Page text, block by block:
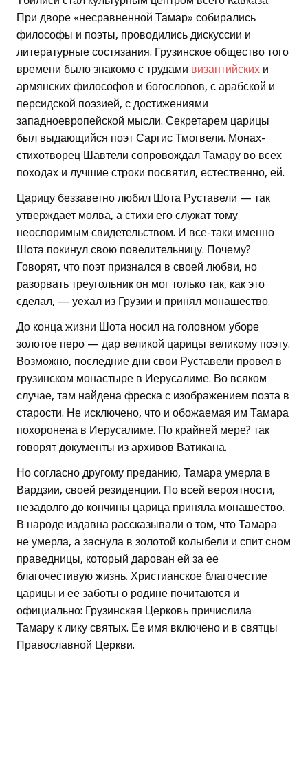
При дворе «несравненной Тамар» собирались
философы и поэты, проводились дискуссии и
литературные состязания. Грузинское общество того
времени было знакомо с трудами византийских и
армянских философов и богословов, с арабской и
персидской поэзией, с достижениями
западноевропейской мысли. Секретарем царицы
был выдающийся поэт Саргис Тмогвели. Монах-
стихотворец Шавтели сопровождал Тамару во всех
походах и лучшие строки посвятил, естественно, ей.
Царицу беззаветно любил Шота Руставели — так
утверждает молва, а стихи его служат тому
неоспоримым свидетельством. И все-таки именно
Шота покинул свою повелительницу. Почему?
Говорят, что поэт признался в своей любви, но
разорвать треугольник он мог только так, как это
сделал, — уехал из Грузии и принял монашество.
До конца жизни Шота носил на головном уборе
золотое перо — дар великой царицы великому поэту.
Возможно, последние дни свои Руставели провел в
грузинском монастыре в Иерусалиме. Во всяком
случае, там найдена фреска с изображением поэта в
старости. Не исключено, что и обожаемая им Тамара
похоронена в Иерусалиме. По крайней мере? так
говорят документы из архивов Ватикана.
Но согласно другому преданию, Тамара умерла в
Вардзии, своей резиденции. По всей вероятности,
незадолго до кончины царица приняла монашество.
В народе издавна рассказывали о том, что Тамара
не умерла, а заснула в золотой колыбели и спит сном
праведницы, который дарован ей за ее
благочестивую жизнь. Христианское благочестие
царицы и ее заботы о родине почитаются и
официально: Грузинская Церковь причислила
Тамару к лику святых. Ее имя включено и в святцы
Православной Церкви.